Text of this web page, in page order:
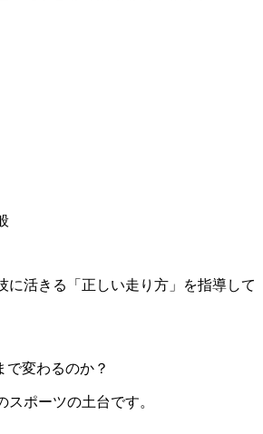
に活きる「正しい走り方」を指導して
で変わるのか？
ポーツの土台です。